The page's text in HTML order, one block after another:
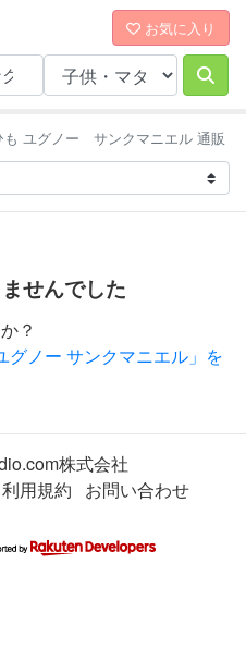
お気に入り
も ユグノー サンクマニエル 通販
せんでした
？
グノー サンクマニエル」を
株式会社
利用規約 お問い合わせ